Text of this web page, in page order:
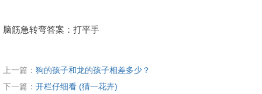
脑筋急转弯答案：打平手
上一篇： 狗的孩子和龙的孩子相差多少？
下一篇： 开栏仔细看 (猜一花卉)